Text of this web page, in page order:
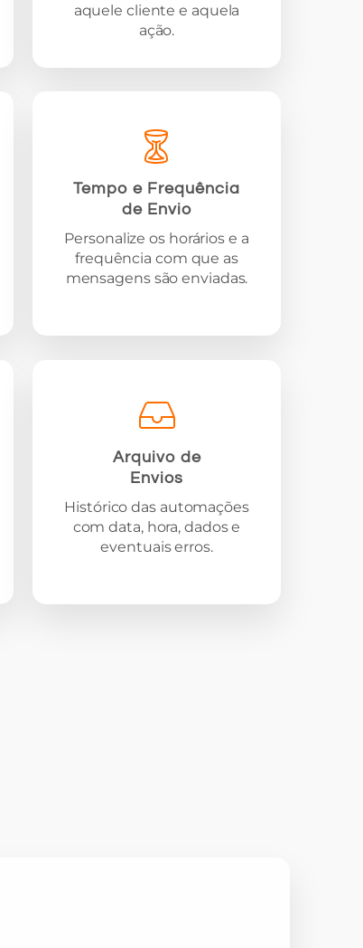
aquele cliente e aquela
ação.
Tempo e Frequência
de Envio
Personalize os horários e a
frequência com que as
mensagens são enviadas.
Arquivo de
Envios
Histórico das automações
com data, hora, dados e
eventuais erros.